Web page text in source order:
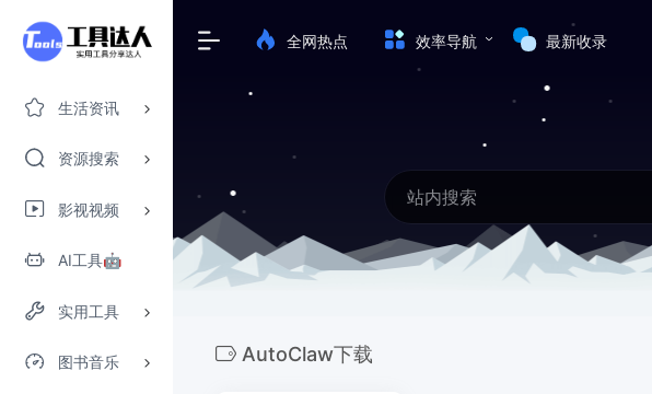
生活资讯
资源搜索
影视视频
AI工具🤖
实用工具
图书音乐
全网热点 效率导航 最新收录
AutoClaw下载